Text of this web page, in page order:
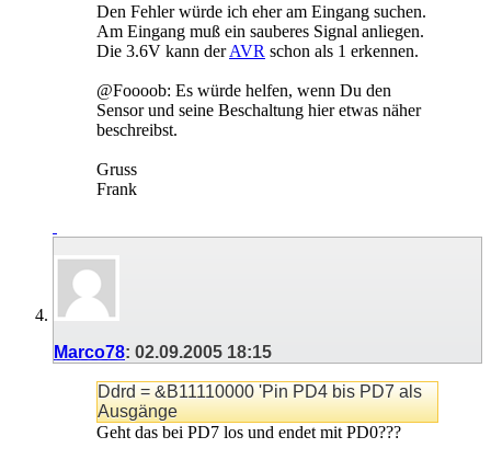
Den Fehler würde ich eher am Eingang suchen.
Am Eingang muß ein sauberes Signal anliegen.
Die 3.6V kann derAVR schon als 1 erkennen.
@Foooob: Es würde helfen, wenn Du den
Sensor und seine Beschaltung hier etwas näher
beschreibst.
Gruss
Frank
Marco78: 02.09.2005 18:15
Ddrd = &B11110000 'Pin PD4 bis PD7 als
Ausgänge
Geht das bei PD7 los und endet mit PD0???